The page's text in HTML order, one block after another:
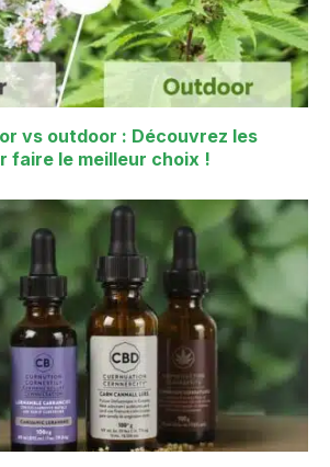
vs outdoor : Découvrez les
faire le meilleur choix !